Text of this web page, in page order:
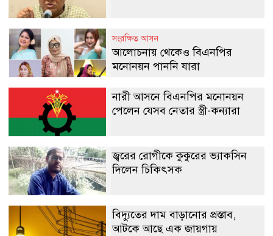
সংরক্ষিত আসন
আলোচনায় থেকেও বিএনপির
মনোনয়ন পাননি যারা
নারী আসনে বিএনপির মনোনয়ন
পেলেন যেসব নেতার স্ত্রী-কন্যারা
জ্বরের রোগীকে কুকুরের ভ্যাকসিন
দিলেন চিকিৎসক
বিদ্যুতের দাম বাড়ানোর প্রস্তাব,
আটকে আছে এক জায়গায়